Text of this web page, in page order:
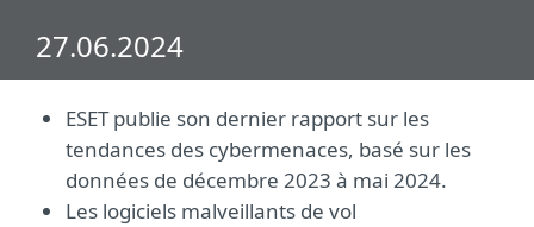
27.06.2024
ESET publie son dernier rapport sur les
tendances des cybermenaces, basé sur les
données de décembre 2023 à mai 2024.
Les logiciels malveillants de vol